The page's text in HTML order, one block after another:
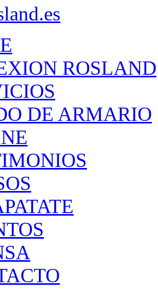
ROSLAND
DE ARMARIO